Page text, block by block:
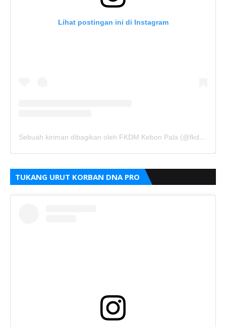
Lihat postingan ini di Instagram
Sebuah kiriman dibagikan oleh FKDM Kebon Pala (@fkdm_kebonpala)
TUKANG URUT KORBAN DNA PRO